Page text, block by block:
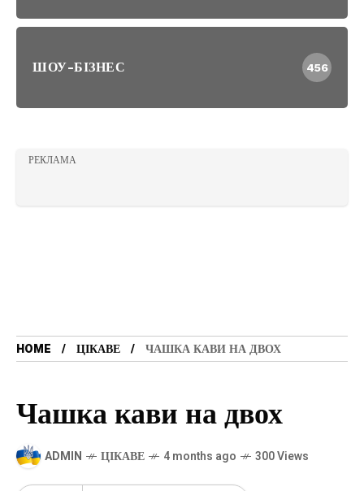
ШОУ-БІЗНЕС 456
РЕКЛАМА
HOME ЦІКАВЕ ЧАШКА КАВИ НА ДВОХ
Чашка кави на двох
ADMIN ЦІКАВЕ 4 months ago 300 Views